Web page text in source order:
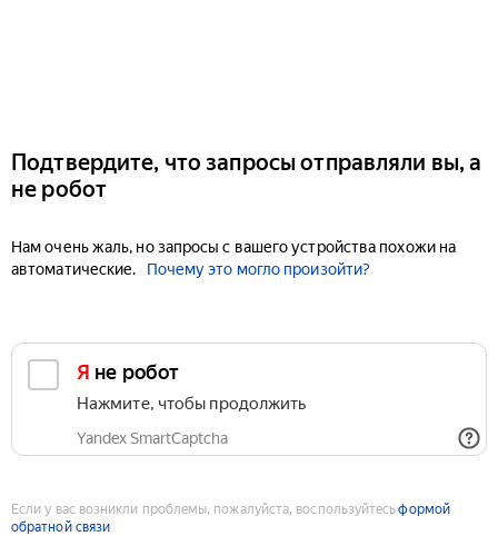
Подтвердите, что запросы отправляли вы, а
не робот
Нам очень жаль, но запросы с вашего устройства похожи на
автоматические.
Почему это могло произойти?
Я не робот
Нажмите, чтобы продолжить
Yandex SmartCaptcha
Если у вас возникли проблемы, пожалуйста, воспользуйтесьформой
обратной связи